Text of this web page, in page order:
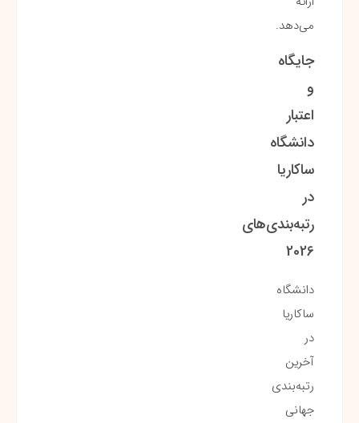
می‌دهد.
جایگاه
و
اعتبار
دانشگاه
ساکاریا
در
رتبه‌بندی‌های
2026
دانشگاه
ساکاریا
در
آخرین
رتبه‌بندی
جهانی